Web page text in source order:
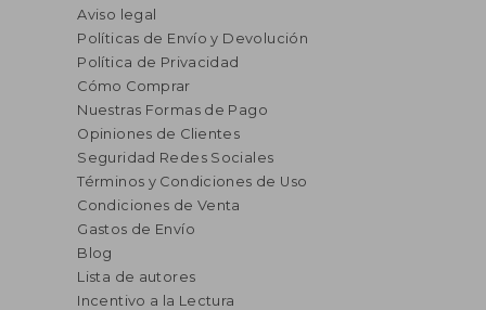
Aviso legal
Políticas de Envío y Devolución
Política de Privacidad
Cómo Comprar
Nuestras Formas de Pago
Opiniones de Clientes
Seguridad Redes Sociales
Términos y Condiciones de Uso
Condiciones de Venta
Gastos de Envío
Blog
Lista de autores
Incentivo a la Lectura